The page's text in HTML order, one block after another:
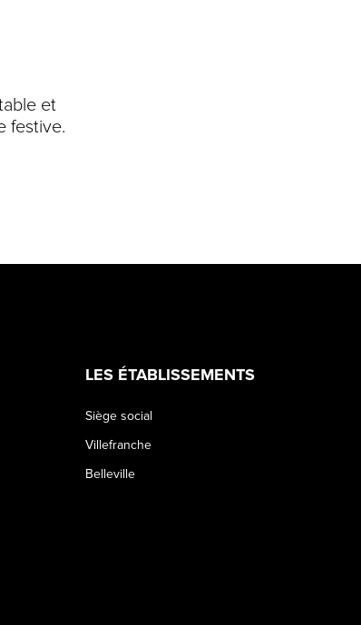
et
festive.
LES ÉTABLISSEMENTS
Siège social
Villefranche
Belleville